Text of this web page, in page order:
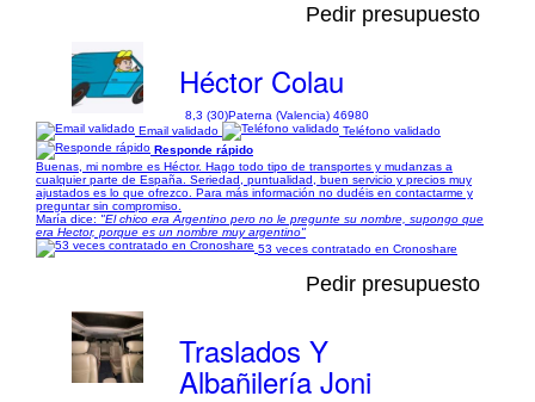
Pedir presupuesto
Héctor Colau
8,3 (30)Paterna (Valencia) 46980
Email validado
Teléfono validado
Responde rápido
Buenas, mi nombre es Héctor. Hago todo tipo de transportes y mudanzas a
cualquier parte de España. Seriedad, puntualidad, buen servicio y precios muy
ajustados es lo que ofrezco. Para más información no dudéis en contactarme y
preguntar sin compromiso.
María dice: "El chico era Argentino pero no le pregunte su nombre, supongo que
era Hector, porque es un nombre muy argentino"
53 veces contratado en Cronoshare
Pedir presupuesto
Traslados Y
Albañilería Joni